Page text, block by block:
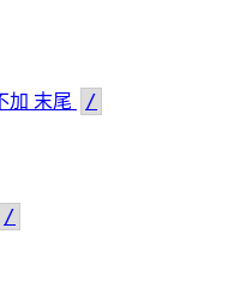
加 末尾 /
/